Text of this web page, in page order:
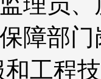
障部
和工程